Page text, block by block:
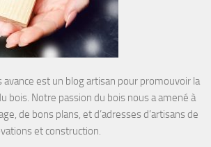
avance est un blog artisan pour promouvoir la
bois. Notre passion du bois nous a amené à
de bons plans, et d’adresses d’artisans de
et construction.